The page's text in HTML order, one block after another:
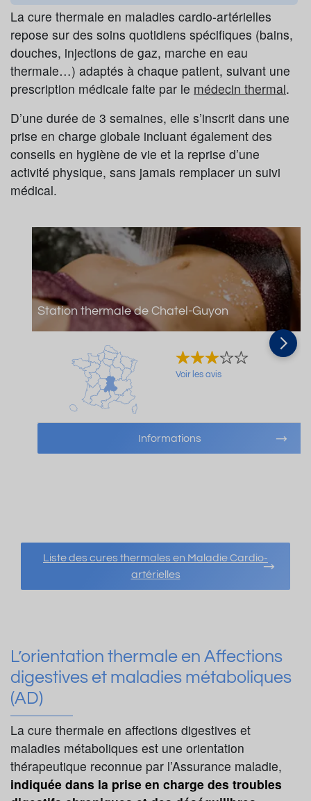
La cure thermale en maladies cardio-artérielles
repose sur des soins quotidiens spécifiques (bains,
douches, injections de gaz, marche en eau
thermale…) adaptés à chaque patient, suivant une
prescription médicale faite par le médecin thermal.
D’une durée de 3 semaines, elle s’inscrit dans une
prise en charge globale incluant également des
conseils en hygiène de vie et la reprise d’une
activité physique, sans jamais remplacer un suivi
médical.
Station thermale de Chatel-Guyon
Voir les avis
Informations
Liste des cures thermales en Maladie Cardio-
artérielles
L’orientation thermale en Affections
digestives et maladies métaboliques
(AD)
La cure thermale en affections digestives et
maladies métaboliques est une orientation
thérapeutique reconnue par l’Assurance maladie,
indiquée dans la prise en charge des troubles